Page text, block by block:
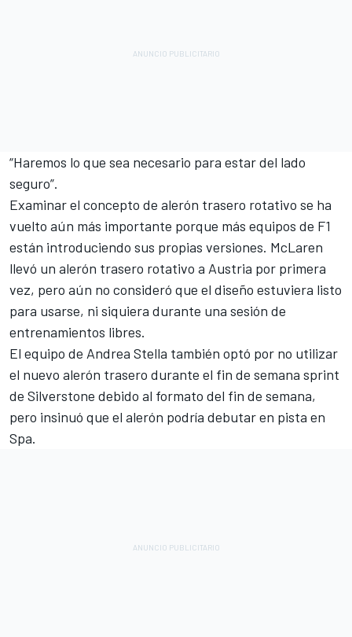
“Haremos lo que sea necesario para estar del lado
seguro”.
Examinar el concepto de alerón trasero rotativo se ha
vuelto aún más importante porque más equipos de F1
están introduciendo sus propias versiones. McLaren
llevó un alerón trasero rotativo a Austria por primera
vez, pero aún no consideró que el diseño estuviera listo
para usarse, ni siquiera durante una sesión de
entrenamientos libres.
El equipo de Andrea Stella también optó por no utilizar
el nuevo alerón trasero durante el fin de semana sprint
de Silverstone debido al formato del fin de semana,
pero insinuó que el alerón podría debutar en pista en
Spa.